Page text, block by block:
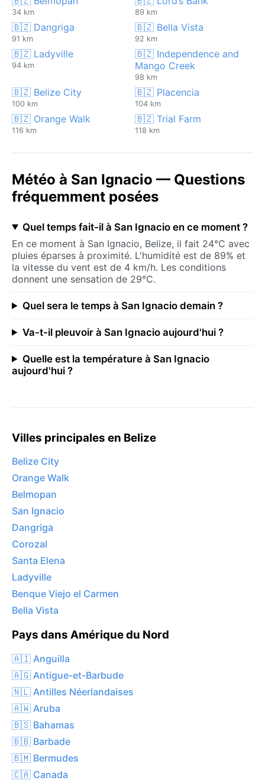
34 km 89 km
🇧🇿 Dangriga
91 km
🇧🇿 Bella Vista
92 km
🇧🇿 Ladyville
94 km
🇧🇿 Independence and
Mango Creek
98 km
🇧🇿 Belize City
100 km
🇧🇿 Placencia
104 km
🇧🇿 Orange Walk
116 km
🇧🇿 Trial Farm
118 km
Météo à San Ignacio — Questions
fréquemment posées
Quel temps fait-il à San Ignacio en ce moment ?
En ce moment à San Ignacio, Belize, il fait 24°C avec
pluies éparses à proximité. L'humidité est de 89% et
la vitesse du vent est de 4 km/h. Les conditions
donnent une sensation de 29°C.
Quel sera le temps à San Ignacio demain ?
Va-t-il pleuvoir à San Ignacio aujourd'hui ?
Quelle est la température à San Ignacio
aujourd'hui ?
Villes principales en Belize
Belize City
Orange Walk
Belmopan
San Ignacio
Dangriga
Corozal
Santa Elena
Ladyville
Benque Viejo el Carmen
Bella Vista
Pays dans Amérique du Nord
🇦🇮 Anguilla
🇦🇬 Antigue-et-Barbude
🇳🇱 Antilles Néerlandaises
🇦🇼 Aruba
🇧🇸 Bahamas
🇧🇧 Barbade
🇧🇲 Bermudes
🇨🇦 Canada